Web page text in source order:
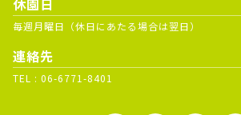
休園日
毎週月曜日（休日にあたる場合は翌日）
連絡先
TEL : 06-6771-8401